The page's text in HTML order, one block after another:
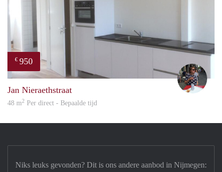
€ 950
Jan Nieraethstraat
48 m2 Per direct - Bepaalde tijd
Niks leuks gevonden? Dit is ons andere aanbod in Nijmegen: